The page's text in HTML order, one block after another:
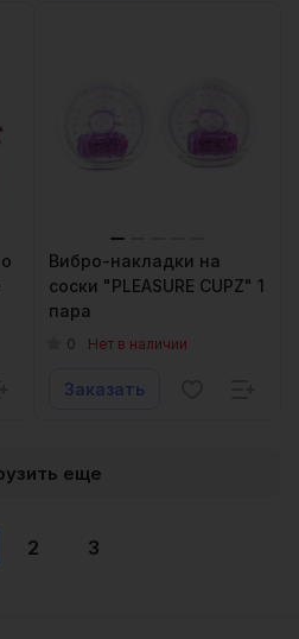
Вибро-накладки на
соски "PLEASURE CUPZ" 1
пара
0 Нет в наличии
Заказать
еще
2 3